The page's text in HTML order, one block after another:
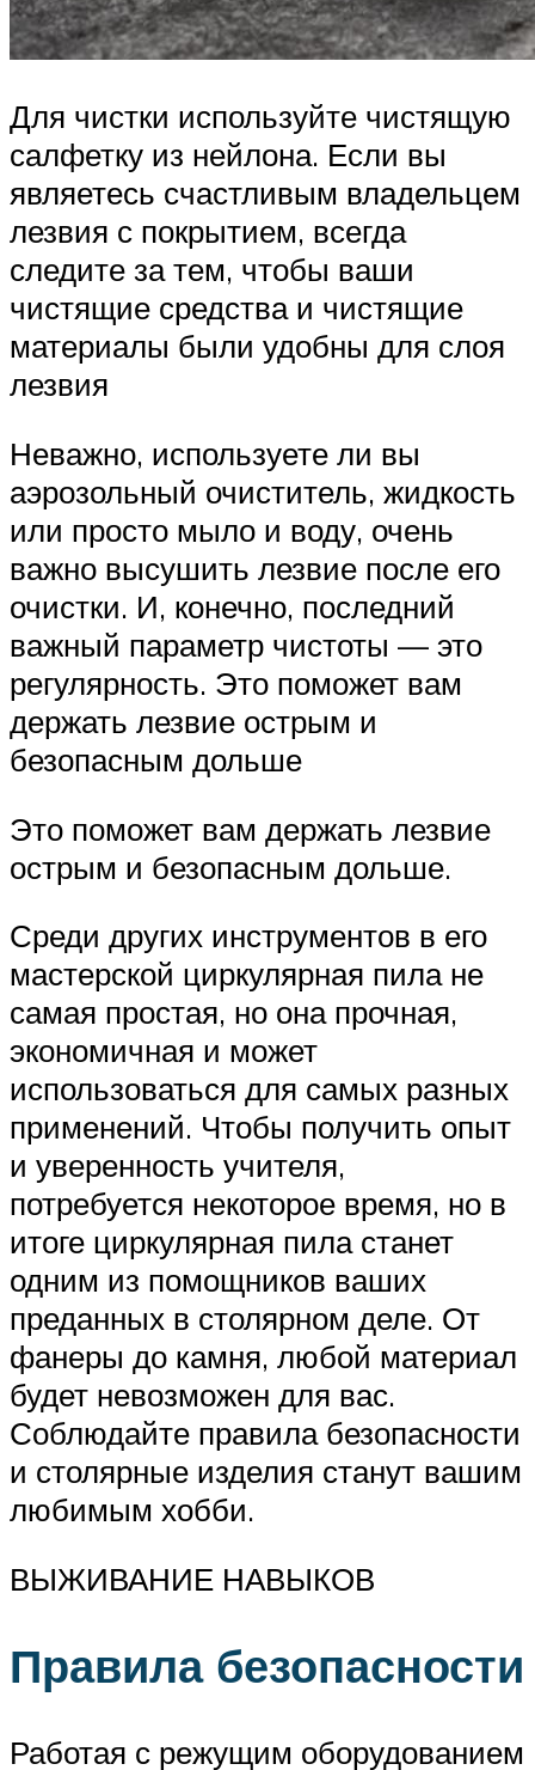
Для чистки используйте чистящую
салфетку из нейлона. Если вы
являетесь счастливым владельцем
лезвия с покрытием, всегда
следите за тем, чтобы ваши
чистящие средства и чистящие
материалы были удобны для слоя
лезвия
Неважно, используете ли вы
аэрозольный очиститель, жидкость
или просто мыло и воду, очень
важно высушить лезвие после его
очистки. И, конечно, последний
важный параметр чистоты — это
регулярность. Это поможет вам
держать лезвие острым и
безопасным дольше
Это поможет вам держать лезвие
острым и безопасным дольше.
Среди других инструментов в его
мастерской циркулярная пила не
самая простая, но она прочная,
экономичная и может
использоваться для самых разных
применений. Чтобы получить опыт
и уверенность учителя,
потребуется некоторое время, но в
итоге циркулярная пила станет
одним из помощников ваших
преданных в столярном деле. От
фанеры до камня, любой материал
будет невозможен для вас.
Соблюдайте правила безопасности
и столярные изделия станут вашим
любимым хобби.
ВЫЖИВАНИЕ НАВЫКОВ
Правила безопасности
Работая с режущим оборудованием